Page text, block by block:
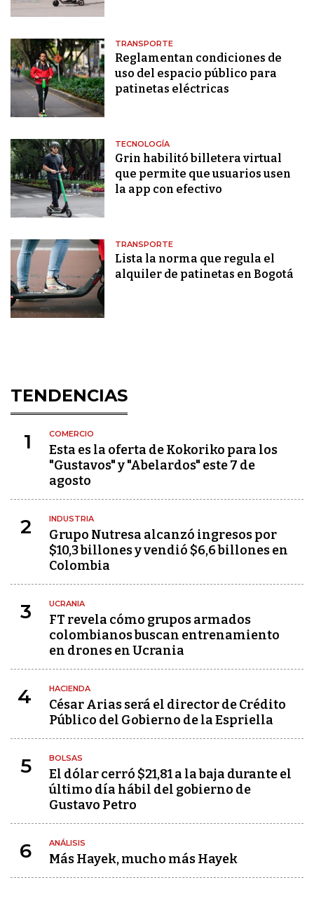
TRANSPORTE
Reglamentan condiciones de
uso del espacio público para
patinetas eléctricas
TECNOLOGÍA
Grin habilitó billetera virtual
que permite que usuarios usen
la app con efectivo
TRANSPORTE
Lista la norma que regula el
alquiler de patinetas en Bogotá
TENDENCIAS
1 COMERCIO
Esta es la oferta de Kokoriko para los
"Gustavos" y "Abelardos" este 7 de
agosto
2 INDUSTRIA
Grupo Nutresa alcanzó ingresos por
$10,3 billones y vendió $6,6 billones en
Colombia
3 UCRANIA
FT revela cómo grupos armados
colombianos buscan entrenamiento
en drones en Ucrania
4 HACIENDA
César Arias será el director de Crédito
Público del Gobierno de la Espriella
5 BOLSAS
El dólar cerró $21,81 a la baja durante el
último día hábil del gobierno de
Gustavo Petro
6 ANÁLISIS
Más Hayek, mucho más Hayek